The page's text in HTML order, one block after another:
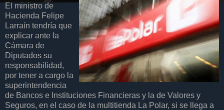
El ministro de
Hacienda Felipe
Larraín tendría que
explicar ante la
Cámara de
Diputados su
responsabilidad,
por tener a cargo la
superintendencia
de Bancos e Instituciones Financieras y la de Valores y
Seguros, en el caso de la multitienda La Polar, si se llega a